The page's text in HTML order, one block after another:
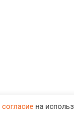
согласие на